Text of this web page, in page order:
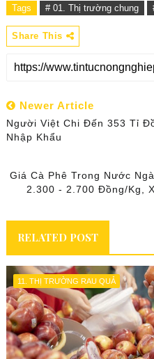
Tags # 01. Thị trường chung
Share This
Newer Article
Người Việt Chi Đến 353 Tỉ
Nhập Khẩu
Giá Cà Phê Trong Nước
2.300 - 2.700 Đồng/kg,
RELATED POST
11. THỊ TRƯỜNG RAU QUẢ